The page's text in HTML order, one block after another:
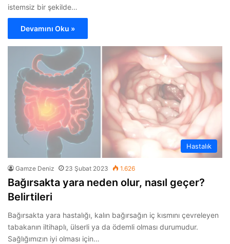
istemsiz bir şekilde…
Devamını Oku »
Hastalık
Gamze Deniz 23 Şubat 2023 1.626
Bağırsakta yara neden olur, nasıl geçer?
Belirtileri
Bağırsakta yara hastalığı, kalın bağırsağın iç kısmını çevreleyen
tabakanın iltihaplı, ülserli ya da ödemli olması durumudur.
Sağlığımızın iyi olması için…